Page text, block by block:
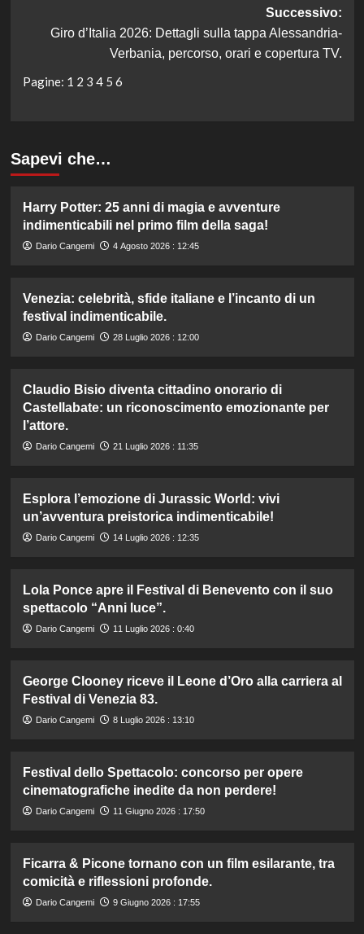
Successivo:
Giro d’Italia 2026: Dettagli sulla tappa Alessandria-
Verbania, percorso, orari e copertura TV.
Pagine: 1 2 3 4 5 6
Sapevi che…
Harry Potter: 25 anni di magia e avventure
indimenticabili nel primo film della saga!
Dario Cangemi 4 Agosto 2026 : 12:45
Venezia: celebrità, sfide italiane e l’incanto di un
festival indimenticabile.
Dario Cangemi 28 Luglio 2026 : 12:00
Claudio Bisio diventa cittadino onorario di
Castellabate: un riconoscimento emozionante per
l’attore.
Dario Cangemi 21 Luglio 2026 : 11:35
Esplora l’emozione di Jurassic World: vivi
un’avventura preistorica indimenticabile!
Dario Cangemi 14 Luglio 2026 : 12:35
Lola Ponce apre il Festival di Benevento con il suo
spettacolo “Anni luce”.
Dario Cangemi 11 Luglio 2026 : 0:40
George Clooney riceve il Leone d’Oro alla carriera al
Festival di Venezia 83.
Dario Cangemi 8 Luglio 2026 : 13:10
Festival dello Spettacolo: concorso per opere
cinematografiche inedite da non perdere!
Dario Cangemi 11 Giugno 2026 : 17:50
Ficarra & Picone tornano con un film esilarante, tra
comicità e riflessioni profonde.
Dario Cangemi 9 Giugno 2026 : 17:55